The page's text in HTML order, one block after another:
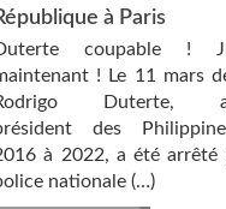
à Paris
coupable !
! Le 11 mars
Duterte,
des
à 2022, a été arrêté
nationale (…)